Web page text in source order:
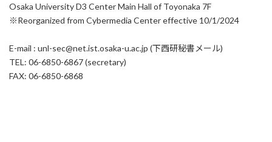
Osaka University D3 Center Main Hall of Toyonaka 7F
※Reorganized from Cybermedia Center effective 10/1/2024
E-mail : unl-sec@net.ist.osaka-u.ac.jp (下西研秘書メール)
TEL: 06-6850-6867 (secretary)
FAX: 06-6850-6868